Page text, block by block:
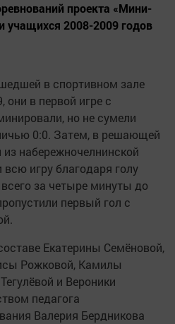
проекта «Мини-
учащихся 2008-2009 годов
в спортивном зале
в первой игре с
но не сумели
0:0. Затем, в решающей
набережночелнинской
игру благодаря голу
за четыре минуты до
первый гол с
Екатерины Семёновой,
Рожковой, Камилы
и Вероники
педагога
Валерия Бердникова